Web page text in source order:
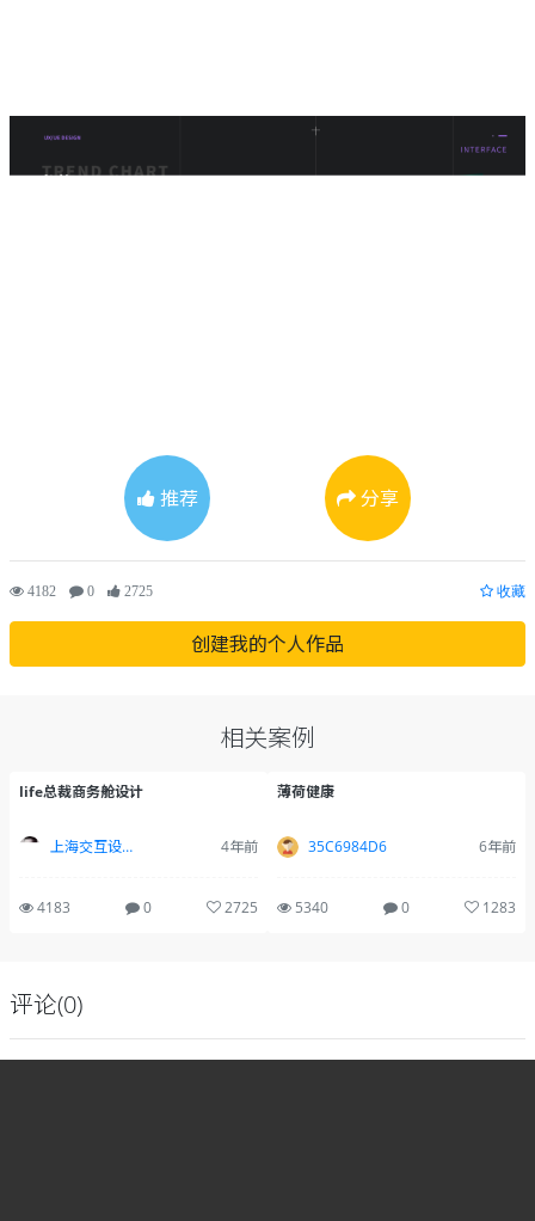
推荐 分享
4182 0 2725 收藏
创建我的个人作品
相关案例
life总裁商务舱设计
上海交互设计_大勇 4年前
4183 0 2725
薄荷健康
35C6984D6 6年前
5340 0 1283
评论(0)